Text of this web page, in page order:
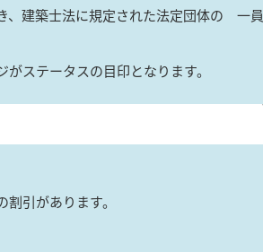
、建築士法に規定された法定団体の 一員
ステータスの目印となります。
引があります。